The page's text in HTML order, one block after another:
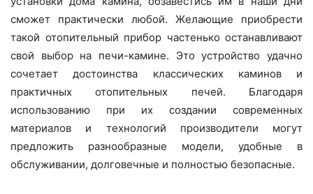
сможет практически любой. Желающие приобрести
такой отопительный прибор частенько останавливают
свой выбор на печи-камине. Это устройство удачно
сочетает достоинства классических каминов и
практичных отопительных печей. Благодаря
использованию при их создании современных
материалов и технологий производители могут
предложить разнообразные модели, удобные в
обслуживании, долговечные и полностью безопасные.